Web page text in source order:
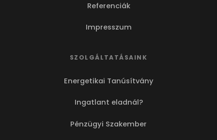
Referenciák
Impresszum
SZOLGÁLTATÁSAINK
Energetikai Tanúsítvány
Ingatlant eladnál?
Pénzügyi Szakember